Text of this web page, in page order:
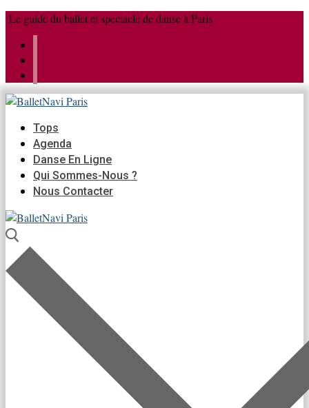
Aller
contenu
Menu
Fermer
Le guide du ballet et spectacle de danse à Paris
Tops
Agenda
Danse En Ligne
Qui Sommes-Nous ?
Nous Contacter